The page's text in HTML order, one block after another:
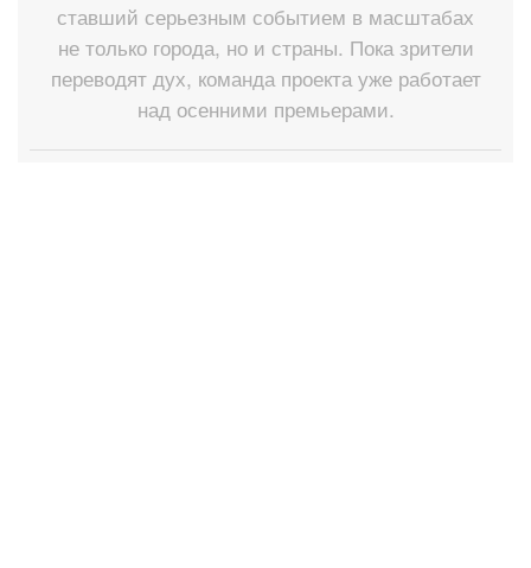
ставший серьезным событием в масштабах
не только города, но и страны. Пока зрители
переводят дух, команда проекта уже работает
над осенними премьерами.